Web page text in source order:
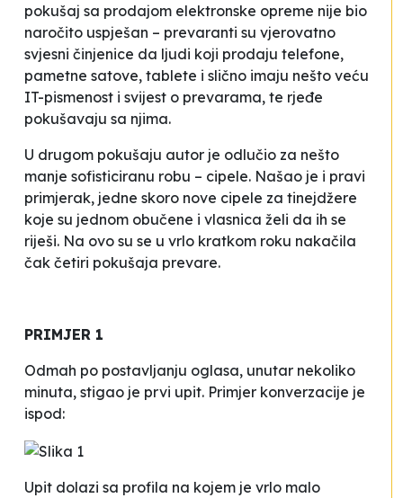
pokušaj sa prodajom elektronske opreme nije bio
naročito uspješan – prevaranti su vjerovatno
svjesni činjenice da ljudi koji prodaju telefone,
pametne satove, tablete i slično imaju nešto veću
IT-pismenost i svijest o prevarama, te rjeđe
pokušavaju sa njima.
U drugom pokušaju autor je odlučio za nešto
manje sofisticiranu robu – cipele. Našao je i pravi
primjerak, jedne skoro nove cipele za tinejdžere
koje su jednom obučene i vlasnica želi da ih se
riješi. Na ovo su se u vrlo kratkom roku nakačila
čak četiri pokušaja prevare.
PRIMJER 1
Odmah po postavljanju oglasa, unutar nekoliko
minuta, stigao je prvi upit. Primjer konverzacije je
ispod:
Upit dolazi sa profila na kojem je vrlo malo